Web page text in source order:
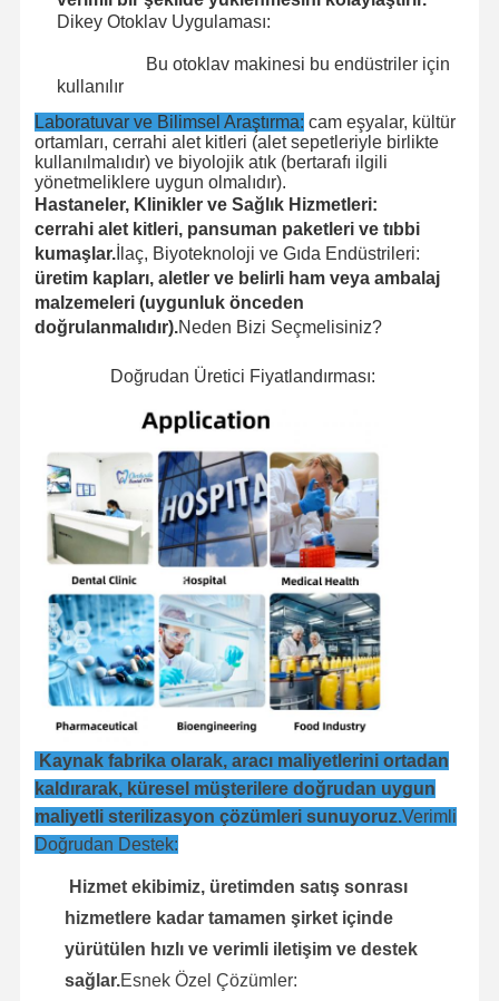
Dikey Otoklav Uygulaması:
Bu otoklav makinesi bu endüstriler için
kullanılır
Laboratuvar ve Bilimsel Araştırma: cam eşyalar, kültür
ortamları, cerrahi alet kitleri (alet sepetleriyle birlikte
kullanılmalıdır) ve biyolojik atık (bertarafı ilgili
yönetmeliklere uygun olmalıdır).
Hastaneler, Klinikler ve Sağlık Hizmetleri:
cerrahi alet kitleri, pansuman paketleri ve tıbbi
kumaşlar.İlaç, Biyoteknoloji ve Gıda Endüstrileri:
üretim kapları, aletler ve belirli ham veya ambalaj
malzemeleri (uygunluk önceden
doğrulanmalıdır).Neden Bizi Seçmelisiniz?
Doğrudan Üretici Fiyatlandırması:
Kaynak fabrika olarak, aracı maliyetlerini ortadan
kaldırarak, küresel müşterilere doğrudan uygun
maliyetli sterilizasyon çözümleri sunuyoruz.Verimli
Doğrudan Destek:
Hizmet ekibimiz, üretimden satış sonrası
hizmetlere kadar tamamen şirket içinde
yürütülen hızlı ve verimli iletişim ve destek
sağlar.Esnek Özel Çözümler: